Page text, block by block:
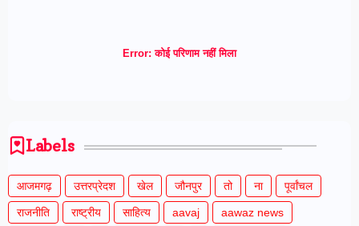
Error: कोई परिणाम नहीं मिला
Labels
आजमगढ़ उत्तरप्रेदश खेल जौनपुर तो ना पूर्वांचल
राजनीति राष्ट्रीय साहित्य aavaj aawaz news